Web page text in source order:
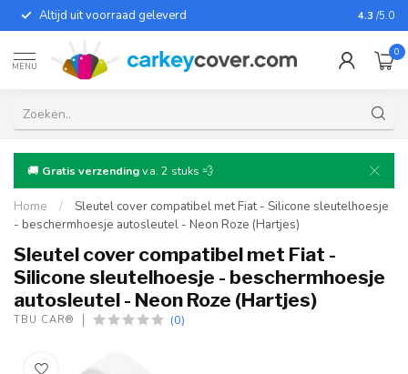
Altijd uit voorraad geleverd Voor
4.3 /5.0
MENU
0
🚚 Gratis verzendingv.a. 2 stuks 💨
Home /
Sleutel cover compatibel met Fiat - Silicone sleutelhoesje
- beschermhoesje autosleutel - Neon Roze (Hartjes)
Sleutel cover compatibel met Fiat -
Silicone sleutelhoesje - beschermhoesje
autosleutel - Neon Roze (Hartjes)
TBU CAR® (0)